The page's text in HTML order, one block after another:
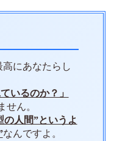
にあなたらし
いるのか？」
ん。
の人間”というよ
なんですよ。